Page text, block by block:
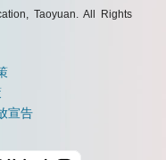
Taoyuan. All Rights
宣告